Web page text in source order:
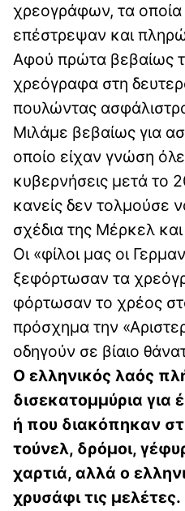
χρεογράφων, τα οποία
επέστρεψαν και
Αφού πρώτα βεβαίως
χρεόγραφα στη
πουλώντας
Μιλάμε βεβαίως για
οποίο είχαν γνώση
κυβερνήσεις μετά το
κανείς δεν τολμούσε
σχέδια της Μέρκελ
Οι «φίλοι μας οι
ξεφόρτωσαν τα
φόρτωσαν το χρέος
πρόσχημα την
οδηγούν σε βίαιο
Ο ελληνικός λαός
δισεκατομμύρια για
ή που διακόπηκαν
τούνελ, δρόμοι,
χαρτιά, αλλά ο
χρυσάφι τις μελέτες.